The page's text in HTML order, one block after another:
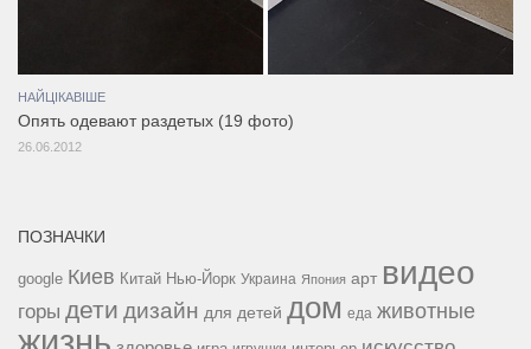
НАЙЦІКАВІШЕ
Опять одевают раздетых (19 фото)
26.06.2012
ПОЗНАЧКИ
google Киев Китай Нью-Йорк Украина Япония арт видео
горы дети дизайн для детей дом еда животные
жизнь